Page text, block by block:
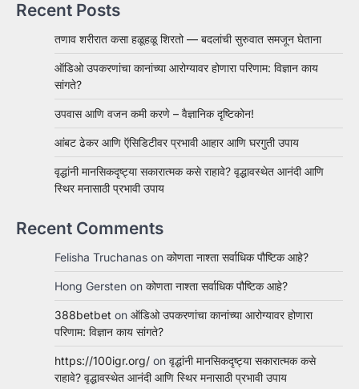
Recent Posts
तणाव शरीरात कसा हळूहळू शिरतो — बदलांची सुरुवात समजून घेताना
ऑडिओ उपकरणांचा कानांच्या आरोग्यावर होणारा परिणाम: विज्ञान काय
सांगते?
उपवास आणि वजन कमी करणे – वैज्ञानिक दृष्टिकोन!
आंबट ढेकर आणि ऍसिडिटीवर प्रभावी आहार आणि घरगुती उपाय
वृद्धांनी मानसिकदृष्ट्या सकारात्मक कसे राहावे? वृद्धावस्थेत आनंदी आणि
स्थिर मनासाठी प्रभावी उपाय
Recent Comments
Felisha Truchanas on कोणता नाश्ता सर्वाधिक पौष्टिक आहे?
Hong Gersten on कोणता नाश्ता सर्वाधिक पौष्टिक आहे?
388betbet on ऑडिओ उपकरणांचा कानांच्या आरोग्यावर होणारा
परिणाम: विज्ञान काय सांगते?
https://100igr.org/ on वृद्धांनी मानसिकदृष्ट्या सकारात्मक कसे
राहावे? वृद्धावस्थेत आनंदी आणि स्थिर मनासाठी प्रभावी उपाय